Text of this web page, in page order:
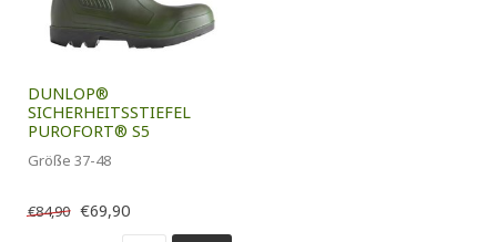
DUNLOP®
SICHERHEITSSTIEFEL
PUROFORT® S5
Größe 37-48
€84,90 €69,90